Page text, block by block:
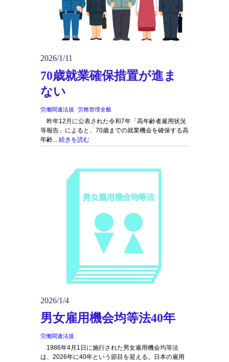
2026/1/11
70歳就業確保措置が進ま
ない
労働関連法規 労務管理全般
昨年12月に公表された令和7年「高年齢者雇用状況
等報告」によると、70歳までの就業機会を確保する高
年齢... 続きを読む
2026/1/4
男女雇用機会均等法40年
労働関連法規
1986年4月1日に施行された男女雇用機会均等法
は、2026年に40年という節目を迎える。日本の雇用